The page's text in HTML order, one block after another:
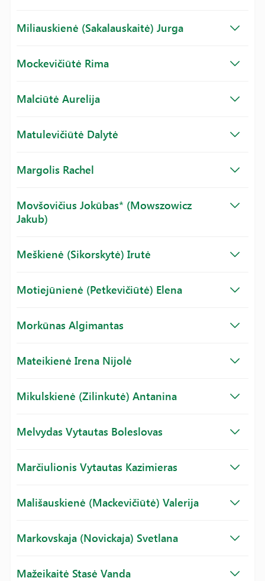
Miliauskienė (Sakalauskaitė) Jurga
Mockevičiūtė Rima
Malciūtė Aurelija
Matulevičiūtė Dalytė
Margolis Rachel
Movšovičius Jokūbas* (Mowszowicz
Jakub)
Meškienė (Sikorskytė) Irutė
Motiejūnienė (Petkevičiūtė) Elena
Morkūnas Algimantas
Mateikienė Irena Nijolė
Mikulskienė (Zilinkutė) Antanina
Melvydas Vytautas Boleslovas
Marčiulionis Vytautas Kazimieras
Mališauskienė (Mackevičiūtė) Valerija
Markovskaja (Novickaja) Svetlana
Mažeikaitė Stasė Vanda